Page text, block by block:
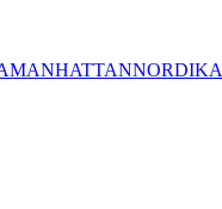
MANHATTANNORDIKA